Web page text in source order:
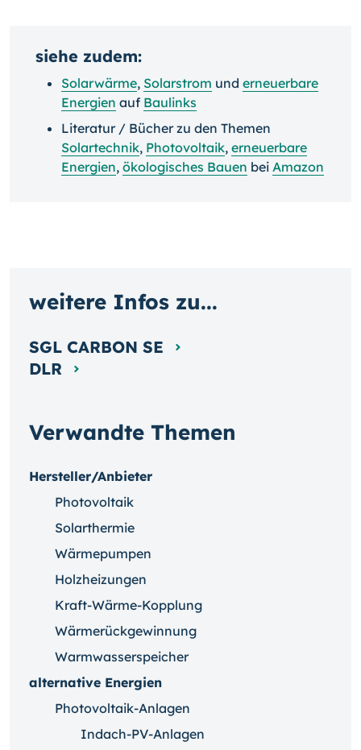
siehe zudem:
Solarwärme, Solarstrom und erneuerbare
Energien auf Baulinks
Literatur / Bücher zu den Themen
Solartechnik, Photovoltaik, erneuerbare
Energien, ökologisches Bauen bei Amazon
Verwandte Themen
Hersteller/Anbieter
Photovoltaik
Solarthermie
Wärmepumpen
Holzheizungen
Kraft-Wärme-Kopplung
Wärmerückgewinnung
Warmwasserspeicher
alternative Energien
Photovoltaik-Anlagen
Indach-PV-Anlagen
weitere Infos zu...
SGL CARBON SE
DLR